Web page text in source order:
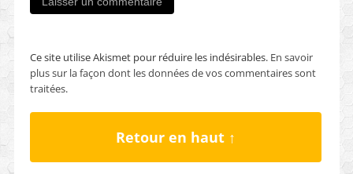
Ce site utilise Akismet pour réduire les indésirables. En savoir
plus sur la façon dont les données de vos commentaires sont
traitées.
Retour en haut ↑